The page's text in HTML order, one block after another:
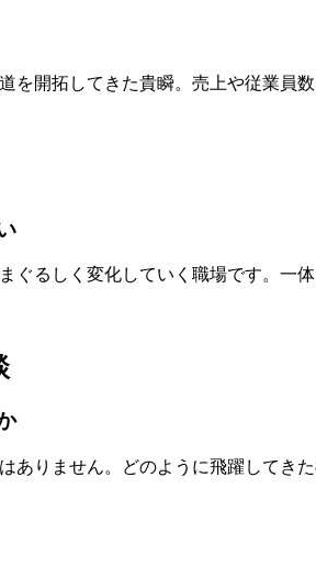
を開拓してきた貴瞬。売上や従業員
ぐるしく変化していく職場です。一
ありません。どのように飛躍してき